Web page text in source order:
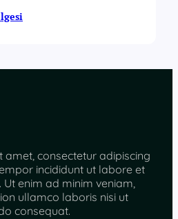
consectetur adipiscing
incididunt ut labore et
enim ad minim veniam,
ullamco laboris nisi ut
consequat.